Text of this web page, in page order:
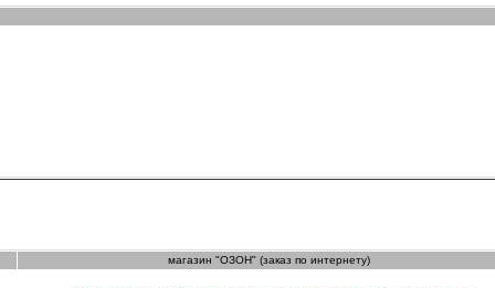
магазин "ОЗОН" (заказ по интернету)